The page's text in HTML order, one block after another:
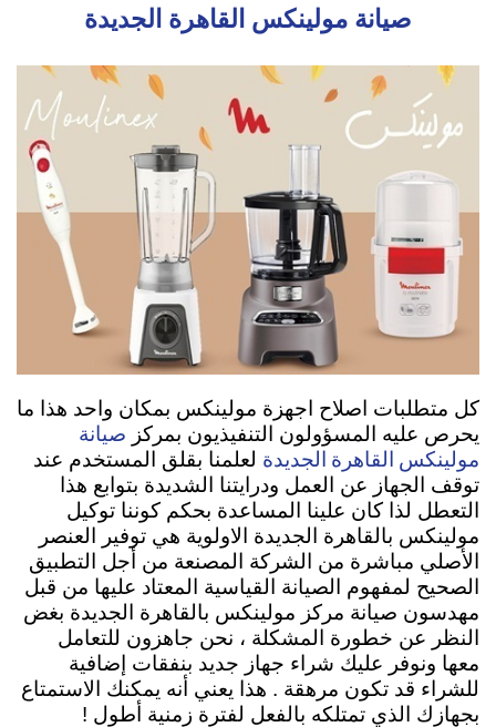
صيانة مولينكس القاهرة الجديدة
كل متطلبات اصلاح اجهزة مولينكس بمكان واحد هذا ما
يحرص عليه المسؤولون التنفيذيون بمركز صيانة
مولينكس القاهرة الجديدة لعلمنا بقلق المستخدم عند
توقف الجهاز عن العمل ودرايتنا الشديدة بتوابع هذا
التعطل لذا كان علينا المساعدة بحكم كوننا توكيل
مولينكس بالقاهرة الجديدة الاولوية هي توفير العنصر
الأصلي مباشرة من الشركة المصنعة من أجل التطبيق
الصحيح لمفهوم الصيانة القياسية المعتاد عليها من قبل
مهدسون صيانة مركز مولينكس بالقاهرة الجديدة بغض
النظر عن خطورة المشكلة ، نحن جاهزون للتعامل
معها ونوفر عليك شراء جهاز جديد بنفقات إضافية
للشراء قد تكون مرهقة . هذا يعني أنه يمكنك الاستمتاع
بجهازك الذي تمتلكه بالفعل لفترة زمنية أطول !